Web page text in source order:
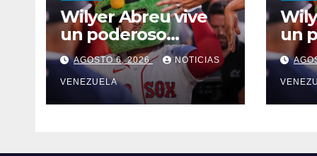
Wilyer Abreu vive
un poderoso
momento con los
Medias Rojas
AGOSTO 6, 2026 NOTICIAS
VENEZUELA
un